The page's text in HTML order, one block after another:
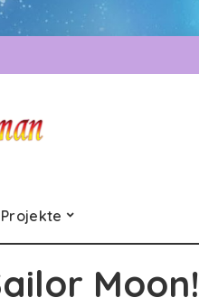
Projekte
Moon!